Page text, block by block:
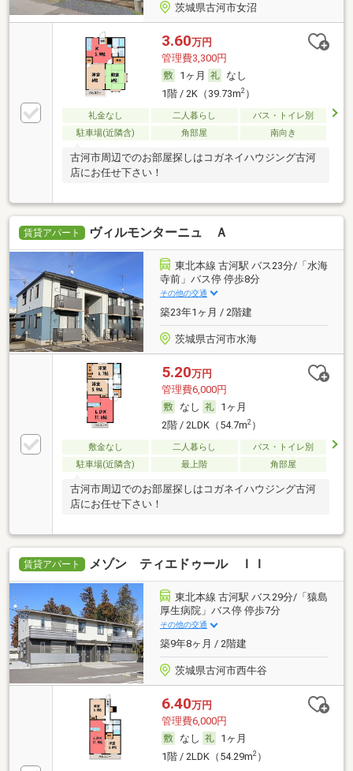
茨城県古河市女沼
3.60万円
管理費3,300円
1ヶ月
なし
1階 / 2K（39.73m2）
礼金なし 二人暮らし
バス・トイレ別
駐車場(近隣含)
角部屋 南向き
古河市周辺でのお部屋探しはコガネイハウジング古河
店にお任せ下さい！
賃貸アパート ヴィルモンターニュ Ａ
東北本線 古河駅 バス23分/「水海
寺前」バス停 停歩8分
その他の交通
築23年1ヶ月 / 2階建
茨城県古河市水海
5.20万円
管理費6,000円
なし
1ヶ月
2階 / 2LDK（54.7m2）
敷金なし 二人暮らし
バス・トイレ別
駐車場(近隣含)
最上階 角部屋
古河市周辺でのお部屋探しはコガネイハウジング古河
店にお任せ下さい！
賃貸アパート メゾン ティエドゥール ＩＩ
東北本線 古河駅 バス29分/「猿島
厚生病院」バス停 停歩7分
その他の交通
築9年8ヶ月 / 2階建
茨城県古河市西牛谷
6.40万円
管理費6,000円
なし
1ヶ月
1階 / 2LDK（54.29m2）